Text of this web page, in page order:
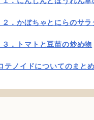
２．かぼちゃとにらのサラ
３．トマトと豆苗の炒め物
テノイドについてのまとめ